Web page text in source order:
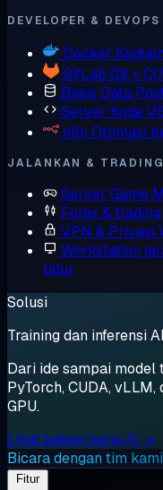
DEVELOPER & DEVOPS
Docker
GitLab Git +
Basis Data
Server Kode
n8n Otomasi
JALANKAN & TRADING
Server Game
Forex & trading
VPN & Privasi
Workstation
tidur
Solusi
Training dan inferensi AI
Dari ide sampai model
PyTorch, CUDA,
GPU.
Lihat beban kerja AI →
Bicara dengan tim
Fitur